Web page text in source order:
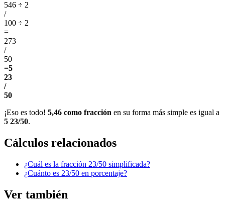
546 ÷ 2
/
100 ÷ 2
=
273
/
50
=5
23
/
50
¡Eso es todo! 5,46 como fracción en su forma más simple es igual a
5 23/50.
Cálculos relacionados
¿Cuál es la fracción 23/50 simplificada?
¿Cuánto es 23/50 en porcentaje?
Ver también